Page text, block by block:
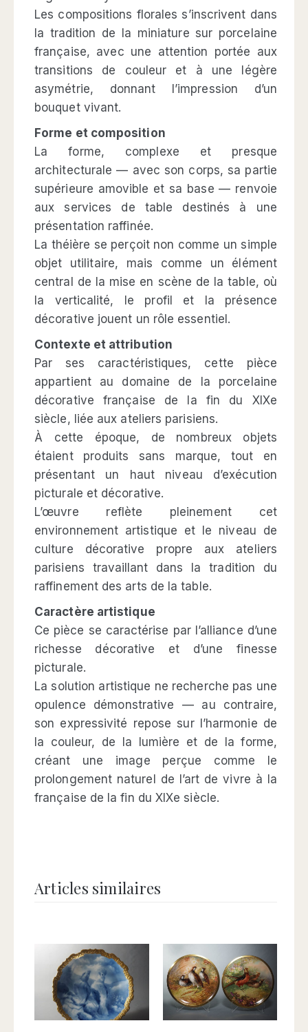
Les compositions florales s’inscrivent dans
la tradition de la miniature sur porcelaine
française, avec une attention portée aux
transitions de couleur et à une légère
asymétrie, donnant l’impression d’un
bouquet vivant.
Forme et composition
La forme, complexe et presque
architecturale — avec son corps, sa partie
supérieure amovible et sa base — renvoie
aux services de table destinés à une
présentation raffinée.
La théière se perçoit non comme un simple
objet utilitaire, mais comme un élément
central de la mise en scène de la table, où
la verticalité, le profil et la présence
décorative jouent un rôle essentiel.
Contexte et attribution
Par ses caractéristiques, cette pièce
appartient au domaine de la porcelaine
décorative française de la fin du XIXe
siècle, liée aux ateliers parisiens.
À cette époque, de nombreux objets
étaient produits sans marque, tout en
présentant un haut niveau d’exécution
picturale et décorative.
L’œuvre reflète pleinement cet
environnement artistique et le niveau de
culture décorative propre aux ateliers
parisiens travaillant dans la tradition du
raffinement des arts de la table.
Caractère artistique
Ce pièce se caractérise par l’alliance d’une
richesse décorative et d’une finesse
picturale.
La solution artistique ne recherche pas une
opulence démonstrative — au contraire,
son expressivité repose sur l’harmonie de
la couleur, de la lumière et de la forme,
créant une image perçue comme le
prolongement naturel de l’art de vivre à la
française de la fin du XIXe siècle.
Articles similaires